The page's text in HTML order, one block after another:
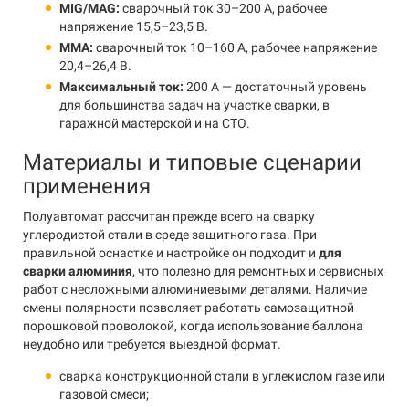
MIG/MAG: сварочный ток 30–200 А, рабочее
напряжение 15,5–23,5 В.
MMA: сварочный ток 10–160 А, рабочее напряжение
20,4–26,4 В.
Максимальный ток: 200 А — достаточный уровень
для большинства задач на участке сварки, в
гаражной мастерской и на СТО.
Материалы и типовые сценарии
применения
Полуавтомат рассчитан прежде всего на сварку
углеродистой стали в среде защитного газа. При
правильной оснастке и настройке он подходит и для
сварки алюминия, что полезно для ремонтных и сервисных
работ с несложными алюминиевыми деталями. Наличие
смены полярности позволяет работать самозащитной
порошковой проволокой, когда использование баллона
неудобно или требуется выездной формат.
сварка конструкционной стали в углекислом газе или
газовой смеси;